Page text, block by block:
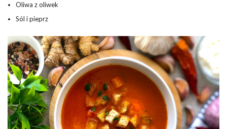
Oliwa z oliwek
Sól i pieprz